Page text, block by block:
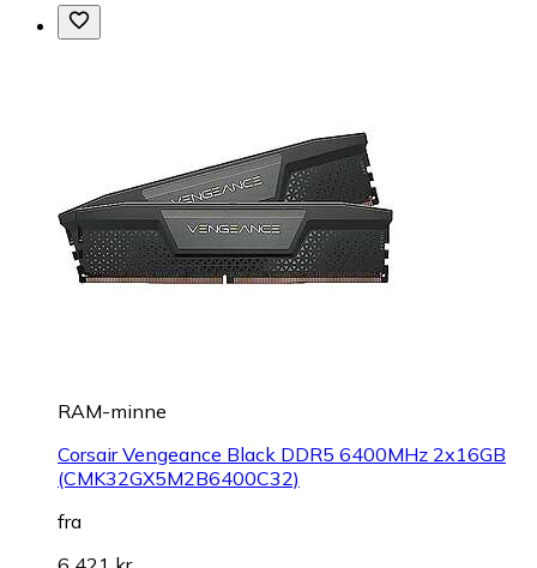
RAM-minne
Corsair Vengeance Black DDR5 6400MHz 2x16GB
(CMK32GX5M2B6400C32)
fra